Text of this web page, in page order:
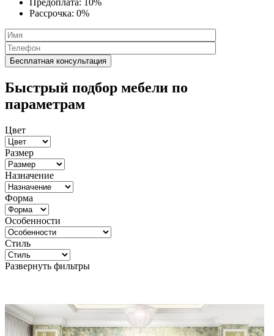
Рассрочка: 0%
Быстрый подбор мебели по
параметрам
Цвет
Размер
Назначение
Форма
Особенности
Стиль
Развернуть фильтры